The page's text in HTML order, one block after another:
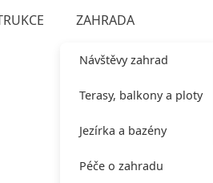
ZAHRADA
Návštěvy zahrad
Terasy, balkony a ploty
Jezírka a bazény
Péče o zahradu